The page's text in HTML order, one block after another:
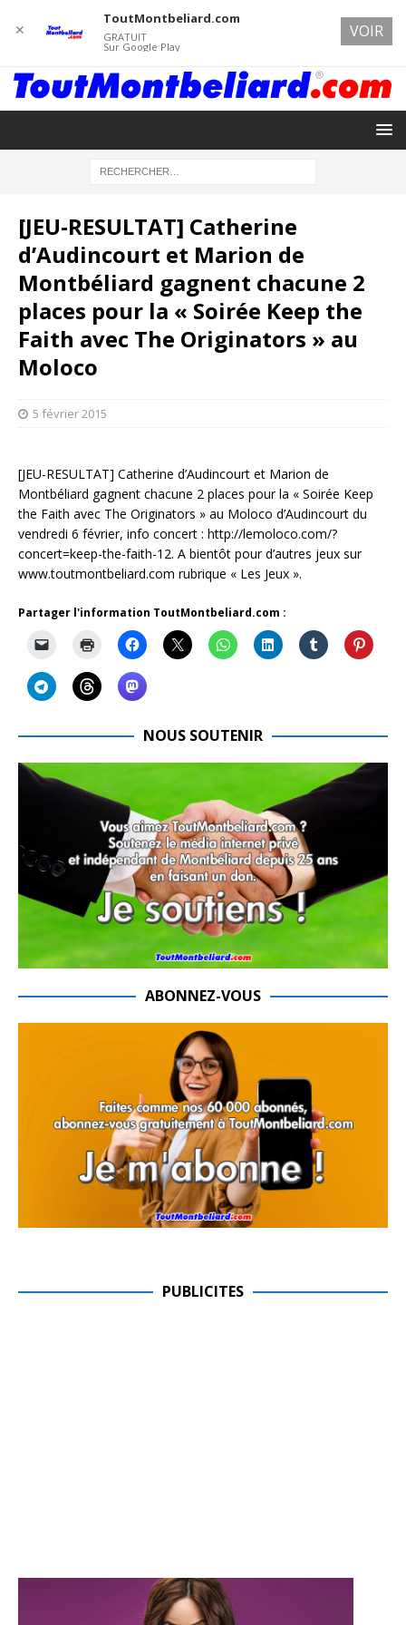
[JEU-RESULTAT] Catherine
d’Audincourt et Marion de
Montbéliard gagnent chacune 2
places pour la « Soirée Keep the
Faith avec The Originators » au
Moloco
5 février 2015
[JEU-RESULTAT] Catherine d’Audincourt et Marion de
Montbéliard gagnent chacune 2 places pour la « Soirée Keep
the Faith avec The Originators » au Moloco d’Audincourt du
vendredi 6 février, info concert : http://lemoloco.com/?
concert=keep-the-faith-12. A bientôt pour d’autres jeux sur
www.toutmontbeliard.com rubrique « Les Jeux ».
Partager l'information ToutMontbeliard.com :
NOUS SOUTENIR
ABONNEZ-VOUS
PUBLICITES
✕
ToutMontbeliard.com
GRATUIT
Sur Google Play
VOIR